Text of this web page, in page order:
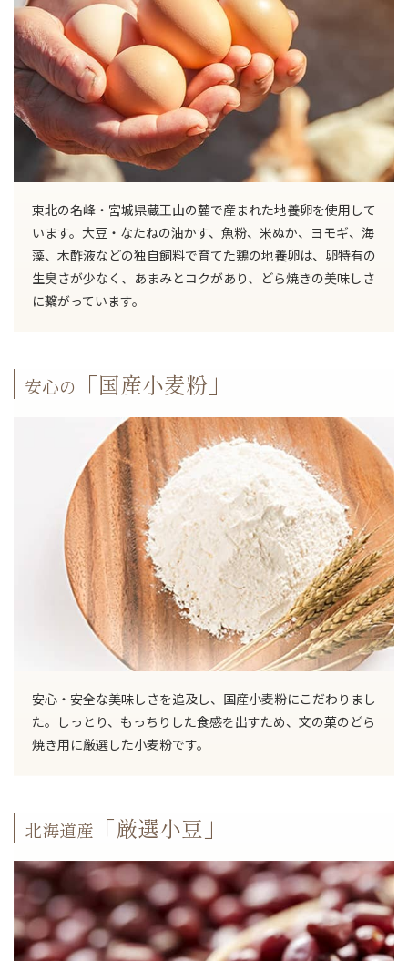
東北の名峰・宮城県蔵王山の麓で産まれた地養卵を使用して
います。大豆・なたねの油かす、魚粉、米ぬか、ヨモギ、海
藻、木酢液などの独自飼料で育てた鶏の地養卵は、卵特有の
生臭さが少なく、あまみとコクがあり、どら焼きの美味しさ
に繋がっています。
安心の 「国産小麦粉」
安心・安全な美味しさを追及し、国産小麦粉にこだわりまし
た。しっとり、もっちりした食感を出すため、文の菓のどら
焼き用に厳選した小麦粉です。
北海道産 「厳選小豆」